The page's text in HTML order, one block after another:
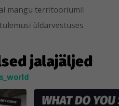
mängu territooriumil
üldarvestuses
jalajäljed